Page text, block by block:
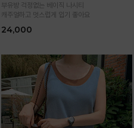
부유방 걱정없는 베이직 나시티
캐주얼하고 멋스럽게 입기 좋아요
24,000